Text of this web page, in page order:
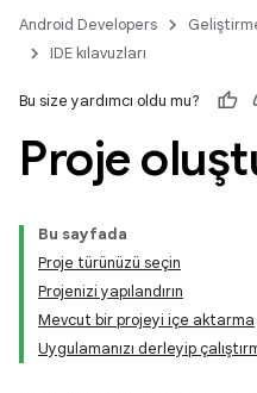
Android Developers
IDE kılavuzları
Bu size yardımcı oldu mu?
Proje
Bu sayfada
Proje türünüzü seçin
Projenizi yapılandırın
Mevcut bir projeyi içe aktarma
Uygulamanızı derleyip